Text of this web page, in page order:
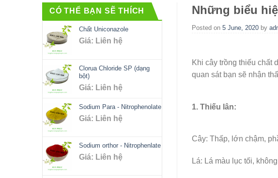
CÓ THỂ BẠN SẼ THÍCH
Chất Uniconazole
Giá: Liên hệ
Clorua Chloride SP (dạng
bột)
Giá: Liên hệ
Sodium Para - Nitrophenolate
Giá: Liên hệ
Sodium orthor - Nitrophenlate
Giá: Liên hệ
Những biểu
Posted on 5 June, 2020by
Khi cây trồng thiếu chất
quan sát bạn sẽ nhận
1. Thiếu lân:
Cây: Thấp, lớn chậm,
Lá: Lá màu lục tối,